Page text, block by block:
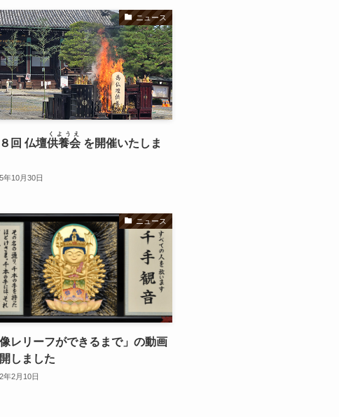
ニュース
回 仏壇供養会
くようえ
を開催いたしま
年10月30日
ニュース
像レリーフができるまで」の動画
しました
年2月10日